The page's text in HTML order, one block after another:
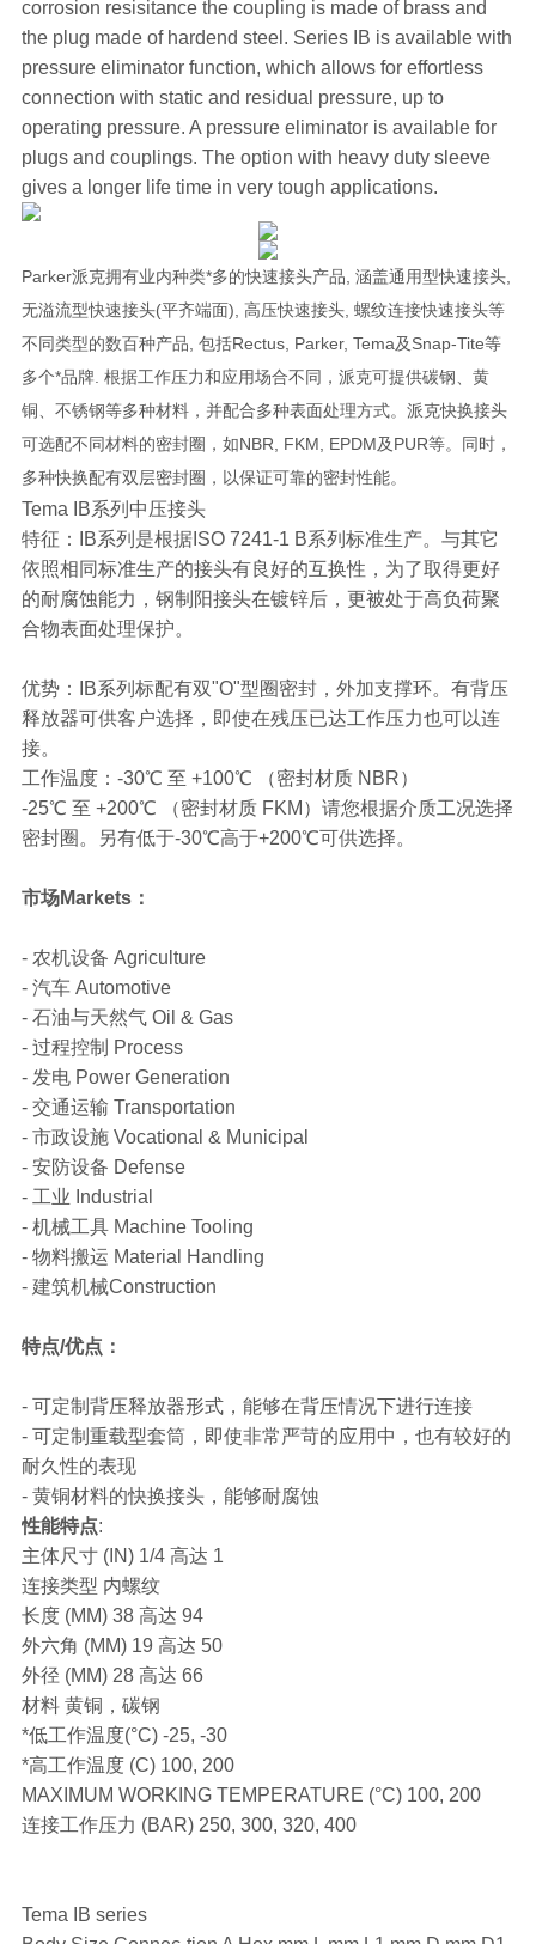
corrosion resisitance the coupling is made of brass and
the plug made of hardend steel. Series IB is available with
pressure eliminator function, which allows for effortless
connection with static and residual pressure, up to
operating pressure. A pressure eliminator is available for
plugs and couplings. The option with heavy duty sleeve
gives a longer life time in very tough applications.
Parker派克拥有业内种类*多的快速接头产品, 涵盖通用型快速接头,
无溢流型快速接头(平齐端面), 高压快速接头, 螺纹连接快速接头等
不同类型的数百种产品, 包括Rectus, Parker, Tema及Snap-Tite等
多个*品牌. 根据工作压力和应用场合不同，派克可提供碳钢、黄
铜、不锈钢等多种材料，并配合多种表面处理方式。派克快换接头
可选配不同材料的密封圈，如NBR, FKM, EPDM及PUR等。同时，
多种快换配有双层密封圈，以保证可靠的密封性能。
Tema IB系列中压接头
特征：IB系列是根据ISO 7241-1 B系列标准生产。与其它
依照相同标准生产的接头有良好的互换性，为了取得更好
的耐腐蚀能力，钢制阳接头在镀锌后，更被处于高负荷聚
合物表面处理保护。
优势：IB系列标配有双"O"型圈密封，外加支撑环。有背压
释放器可供客户选择，即使在残压已达工作压力也可以连
接。
工作温度：-30℃ 至 +100℃ （密封材质 NBR）
-25℃ 至 +200℃ （密封材质 FKM）请您根据介质工况选择
密封圈。另有低于-30℃高于+200℃可供选择。
市场Markets：
- 农机设备 Agriculture
- 汽车 Automotive
- 石油与天然气 Oil & Gas
- 过程控制 Process
- 发电 Power Generation
- 交通运输 Transportation
- 市政设施 Vocational & Municipal
- 安防设备 Defense
- 工业 Industrial
- 机械工具 Machine Tooling
- 物料搬运 Material Handling
- 建筑机械Construction
特点/优点：
- 可定制背压释放器形式，能够在背压情况下进行连接
- 可定制重载型套筒，即使非常严苛的应用中，也有较好的
耐久性的表现
- 黄铜材料的快换接头，能够耐腐蚀
性能特点:
主体尺寸 (IN) 1/4 高达 1
连接类型 内螺纹
长度 (MM) 38 高达 94
外六角 (MM) 19 高达 50
外径 (MM) 28 高达 66
材料 黄铜，碳钢
*低工作温度(°C) -25, -30
*高工作温度 (C) 100, 200
MAXIMUM WORKING TEMPERATURE (°C) 100, 200
连接工作压力 (BAR) 250, 300, 320, 400
Tema IB series